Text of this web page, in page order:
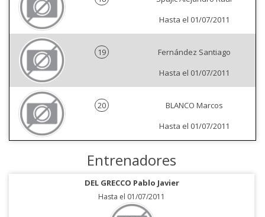
Hasta el 01/07/2011
19
Fernández Santiago
Hasta el 01/07/2011
20
BLANCO Marcos
Hasta el 01/07/2011
Entrenadores
DEL GRECCO Pablo Javier
Hasta el 01/07/2011